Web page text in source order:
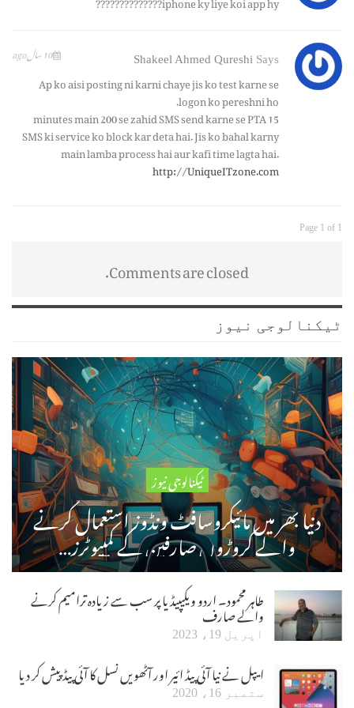
Shakeel Ahmed Qureshi Says 10 سال ago
Ap ko aisi posting ni karni chaye jis ko test karne se
logon ko pereshni ho.
15 minutes main 200 se zahid SMS send karne se PTA
SMS ki service ko block kar deta hai. Jis ko bahal karny
main lamba process hai aur kafi time lagta hai.
http://UniqueITzone.com
Page 1 of 1
Comments are closed.
ٹیکنالوجی نیوز
ٹیکنالوجی نیوز
دنیا بھر میں مائیکروسافٹ ونڈوز استعمال کرنے
والے کروڑوں صارفین کے کمپیوٹرز…
طاہر محمود۔ اردو ویکیپیڈیا پر سب سے زیادہ ترامیم کرنے
والے صارف
اپریل 19، 2023
ایپل نے نیا آئی پیڈ ائیر اور آٹھویں نسل کا آئی پیڈ پیش کر دیا
ستمبر 16، 2020